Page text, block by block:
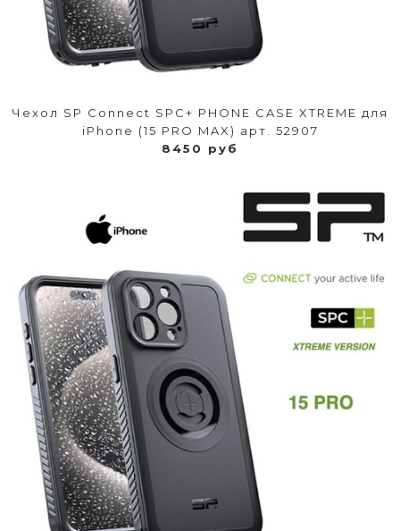
Чехол SP Connect SPC+ PHONE CASE XTREME для
iPhone (15 PRO MAX) арт. 52907
8450 руб